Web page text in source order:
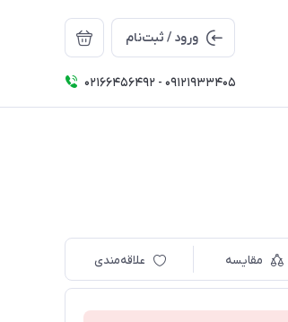
ورود / ثبت‌نام
02166456492 - 09121933405
مقایسه علاقه‌مندی